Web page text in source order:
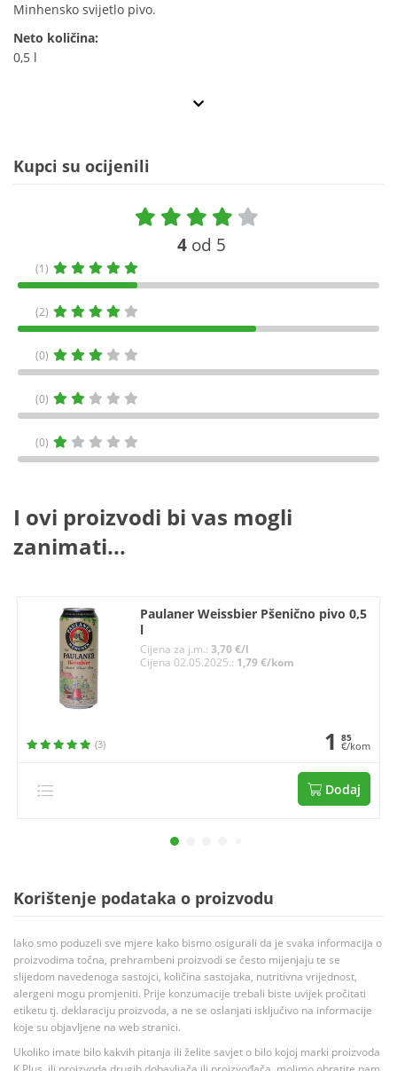
Minhensko svijetlo pivo.
Neto količina:
0,5 l
Kupci su ocijenili
4 od 5
(1)
(2)
(0)
(0)
(0)
I ovi proizvodi bi vas mogli
zanimati...
Paulaner Weissbier Pšenično pivo 0,5
l
Cijena za j.m.:3,70 €/l
Cijena 02.05.2025.: 1,79 €/kom
(3) 1 85
€/kom
Dodaj
Korištenje podataka o proizvodu
Iako smo poduzeli sve mjere kako bismo osigurali da je svaka informacija o
proizvodima točna, prehrambeni proizvodi se često mijenjaju te se
slijedom navedenoga sastojci, količina sastojaka, nutritivna vrijednost,
alergeni mogu promjeniti. Prije konzumacije trebali biste uvijek pročitati
etiketu tj. deklaraciju proizvoda, a ne se oslanjati isključivo na informacije
koje su objavljene na web stranici.
Ukoliko imate bilo kakvih pitanja ili želite savjet o bilo kojoj marki proizvoda